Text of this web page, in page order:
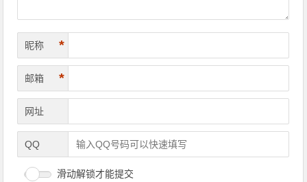
昵称 *
邮箱 *
网址
QQ
滑动解锁才能提交